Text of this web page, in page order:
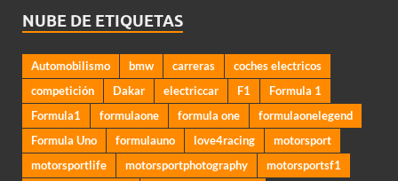
NUBE DE ETIQUETAS
Automobilismo bmw carreras
coches electricos
competición
Dakar electriccar F1
Formula 1
Formula1
formulaone formula one
formulaonelegend
Formula Uno
formulauno love4racing
motorsport
motorsportlife
motorsportphotography
motorsportsf1